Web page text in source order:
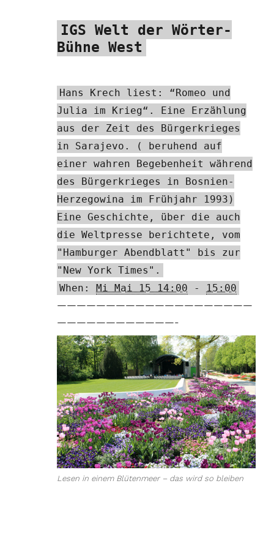
IGS Welt der Wörter-
Bühne West
Hans Krech liest: “Romeo und
Julia im Krieg“. Eine Erzählung
aus der Zeit des Bürgerkrieges
in Sarajevo. ( beruhend auf
einer wahren Begebenheit während
des Bürgerkrieges in Bosnien-
Herzegowina im Frühjahr 1993)
Eine Geschichte, über die auch
die Weltpresse berichtete, vom
"Hamburger Abendblatt" bis zur
"New York Times".
When:Mi Mai 15 14:00 - 15:00
————————————————————
————————————-
Lesen in einem Blütenmeer – das wird so bleiben